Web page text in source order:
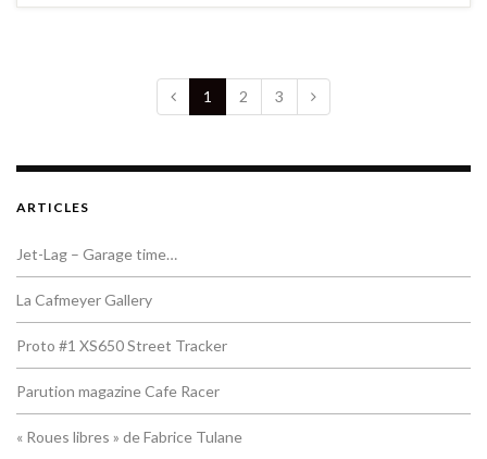
1 2 3
ARTICLES
Jet-Lag – Garage time…
La Cafmeyer Gallery
Proto #1 XS650 Street Tracker
Parution magazine Cafe Racer
« Roues libres » de Fabrice Tulane